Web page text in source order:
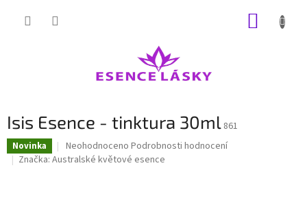
Isis Esence - tinktura 30ml 861
Novinka
Průměrné
hodnocení
Neohodnoceno Podrobnosti hodnocení
Značka: Australské květové esence